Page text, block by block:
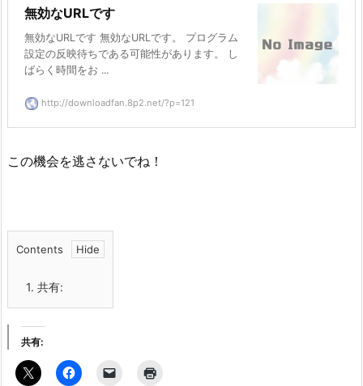
無効なURLです
無効なURLです 無効なURLです。 プログラム
設定の反映待ちである可能性があります。 し
ばらく時間をお ...
http://downloadfan.8p2.net/?p=121
この機会を逃さないでね！
Contents
1. 共有:
共有: